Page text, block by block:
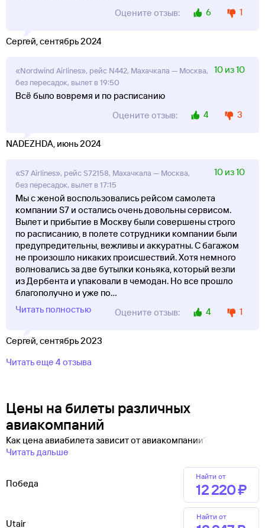
Оцените отзыв:
6 1
Сергей, сентябрь 2024
«Nordwind Airlines», рейс N442, Махачкала — Москва,
без пересадок, вылет в 19:50
10 из 10
Всё было вовремя и по расписанию
Оцените отзыв:
4 3
NADEZHDA, июнь 2024
«S7 Airlines», рейс S72158, Махачкала — Москва,
без пересадок, вылет в 17:15
10 из 10
Мы с женой воспользовались рейсом самолета
компании S7 и остались очень довольны сервисом.
Вылет и прибытие в Москву были совершены строго
по расписанию, в полете сотрудники компании были
предупредительны, вежливы и аккуратны. С багажом
не произошло никаких происшествий. Хотя немного
волновались за две бутылки коньяка, который везли
из Дербента и упаковали в чемодан. Но все прошло
благополучно и уже по...
Читать полностью
Оцените отзыв: 4 1
Сергей, сентябрь 2023
Читать еще 4 отзыва
Цены на билеты различных
авиакомпаний
Как цена авиабилета зависит от авиакомпании?
Читать дальше
Победа
Найти от
12 ⁠220 ⁠₽
Utair
Найти от